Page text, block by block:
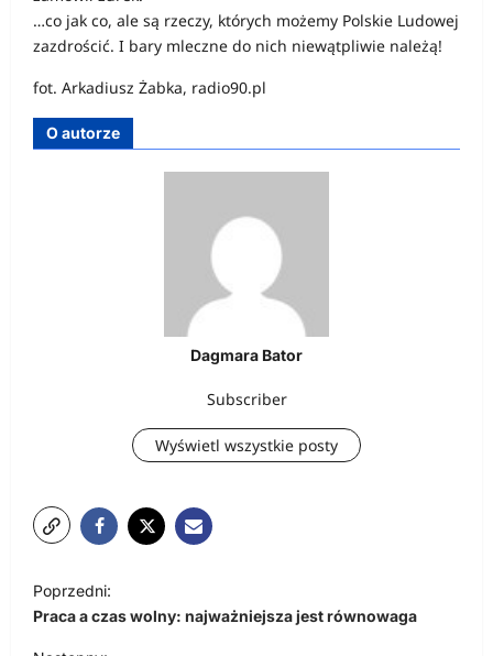
…co jak co, ale są rzeczy, których możemy Polskie Ludowej
zazdrościć. I bary mleczne do nich niewątpliwie należą!
fot. Arkadiusz Żabka, radio90.pl
O autorze
Dagmara Bator
Subscriber
Wyświetl wszystkie posty
N
a
w
Poprzedni:
Praca a czas wolny: najważniejsza jest równowaga